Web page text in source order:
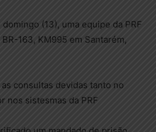
(13), uma equipe da PRF
163, KM995 em Santarém,
consultas devidas tanto no
nos sistesmas da PRF